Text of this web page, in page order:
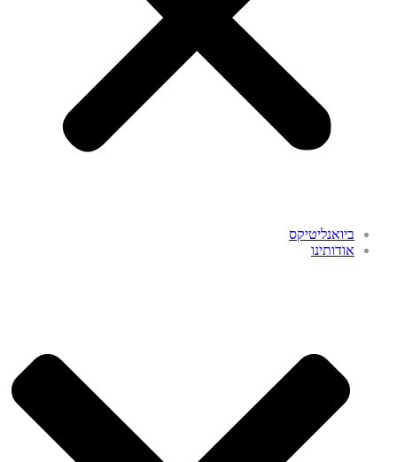
ביואנליטיקס
אודותינו